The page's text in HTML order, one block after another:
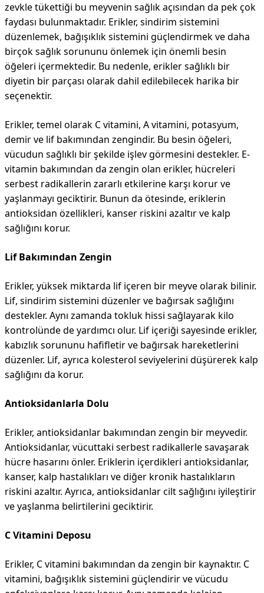
zevkle tükettiği bu meyvenin sağlık açısından da pek çok
faydası bulunmaktadır. Erikler, sindirim sistemini
düzenlemek, bağışıklık sistemini güçlendirmek ve daha
birçok sağlık sorununu önlemek için önemli besin
öğeleri içermektedir. Bu nedenle, erikler sağlıklı bir
diyetin bir parçası olarak dahil edilebilecek harika bir
seçenektir.
Erikler, temel olarak C vitamini, A vitamini, potasyum,
demir ve lif bakımından zengindir. Bu besin öğeleri,
vücudun sağlıklı bir şekilde işlev görmesini destekler. E-
vitamin bakımından da zengin olan erikler, hücreleri
serbest radikallerin zararlı etkilerine karşı korur ve
yaşlanmayı geciktirir. Bunun da ötesinde, eriklerin
antioksidan özellikleri, kanser riskini azaltır ve kalp
sağlığını korur.
Lif Bakımından Zengin
Erikler, yüksek miktarda lif içeren bir meyve olarak bilinir.
Lif, sindirim sistemini düzenler ve bağırsak sağlığını
destekler. Aynı zamanda tokluk hissi sağlayarak kilo
kontrolünde de yardımcı olur. Lif içeriği sayesinde erikler,
kabızlık sorununu hafifletir ve bağırsak hareketlerini
düzenler. Lif, ayrıca kolesterol seviyelerini düşürerek kalp
sağlığını da korur.
Antioksidanlarla Dolu
Erikler, antioksidanlar bakımından zengin bir meyvedir.
Antioksidanlar, vücuttaki serbest radikallerle savaşarak
hücre hasarını önler. Eriklerin içerdikleri antioksidanlar,
kanser, kalp hastalıkları ve diğer kronik hastalıkların
riskini azaltır. Ayrıca, antioksidanlar cilt sağlığını iyileştirir
ve yaşlanma belirtilerini geciktirir.
C Vitamini Deposu
Erikler, C vitamini bakımından da zengin bir kaynaktır. C
vitamini, bağışıklık sistemini güçlendirir ve vücudu